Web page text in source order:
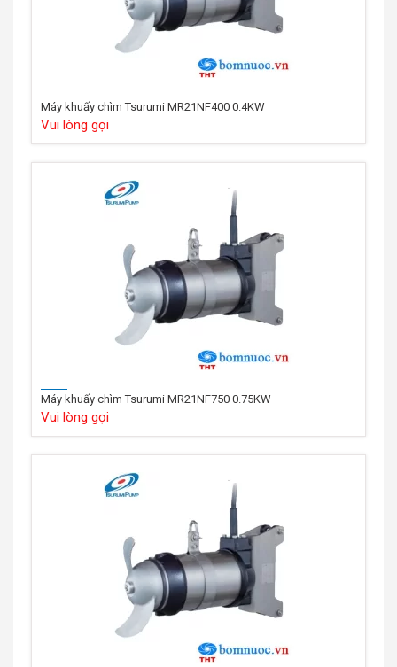
Máy khuấy chìm Tsurumi MR21NF400 0.4KW
Vui lòng gọi
Máy khuấy chìm Tsurumi MR21NF750 0.75KW
Vui lòng gọi